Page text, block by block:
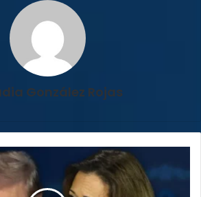
González Rojas